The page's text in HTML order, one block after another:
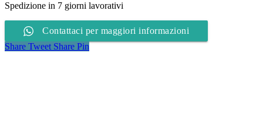
Spedizione in 7 giorni lavorativi
Contattaci per maggiori informazioni
Share Tweet Share Pin